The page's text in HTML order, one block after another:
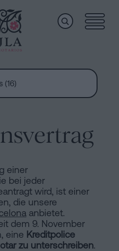
(16)
einer
bei jeder
wird, ist einer
die unsere
anbietet.
dem 9. November
eine Kreditpolice
zu unterschreiben.